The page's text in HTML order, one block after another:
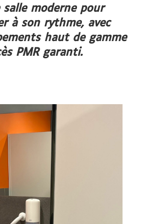
salle moderne pour
à son rythme, avec
haut de gamme
PMR garanti.